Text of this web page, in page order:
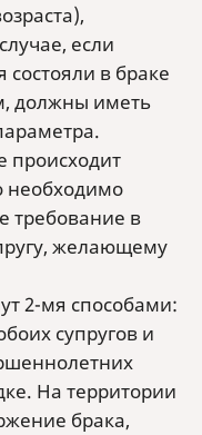
если
состояли в браке
должны иметь
происходит
необходимо
требование в
желающему
2-мя способами:
супругов и
На территории
брака,